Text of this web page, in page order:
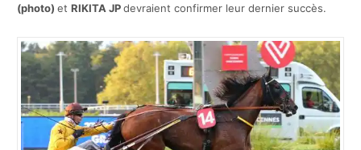
(photo) et RIKITA JPdevraient confirmer leur dernier succès.